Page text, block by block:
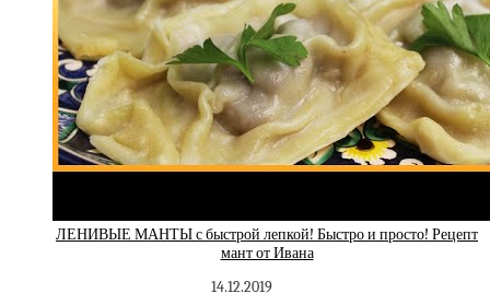
ЛЕНИВЫЕ МАНТЫ с быстрой лепкой! Быстро и просто! Рецепт
мант от Ивана
14.12.2019